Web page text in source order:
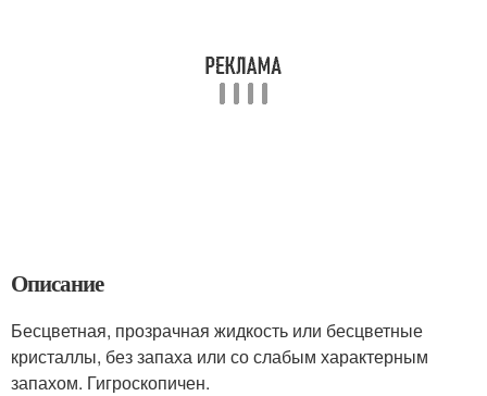
Описание
Бесцветная, прозрачная жидкость или бесцветные
кристаллы, без запаха или со слабым характерным
запахом. Гигроскопичен.